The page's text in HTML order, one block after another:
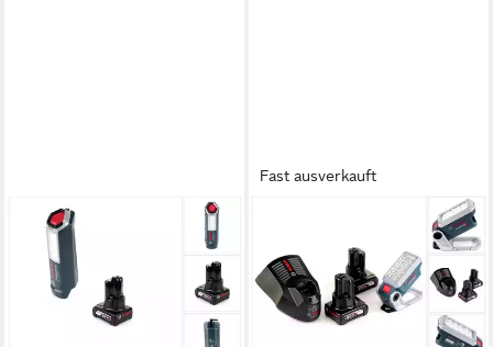
BOSCH PROFESSIONAL
Baustrahler GLI 12V-300
Akku Lampe + 1x GBA 12V
6,0 Ah Akku - ohne Ladegerät
lieferbar - in 2-3 Werktagen bei dir
Fast ausverkauft
Baustrahler Akku Lampe GLI
12V-330 DeciLED + 2 x 6,0
Ah Akku + Ladegerät
260,05 €
lieferbar - in 2-3 Werktagen bei dir